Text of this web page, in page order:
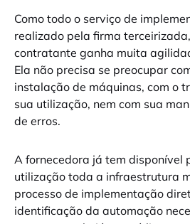
Como todo o serviço de
realizado pela firma
contratante ganha muita
Ela não precisa se preocupar
instalação de máquinas, com o
sua utilização, nem com sua
de erros.
A fornecedora já tem disponível
utilização toda a infraestrutura
processo de implementação
identificação da automação